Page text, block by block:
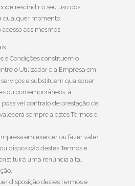
rescindir o seu uso dos
qualquer momento,
aos mesmos.
e Condições constituem o
o Utilizador e a Empresa em
serviços e substituem quaisquer
ou contemporâneos, à
contrato de prestação de
sempre a estes Termos e
em exercer ou fazer valer
disposição destes Termos e
uma renúncia a tal
disposição destes Termos e